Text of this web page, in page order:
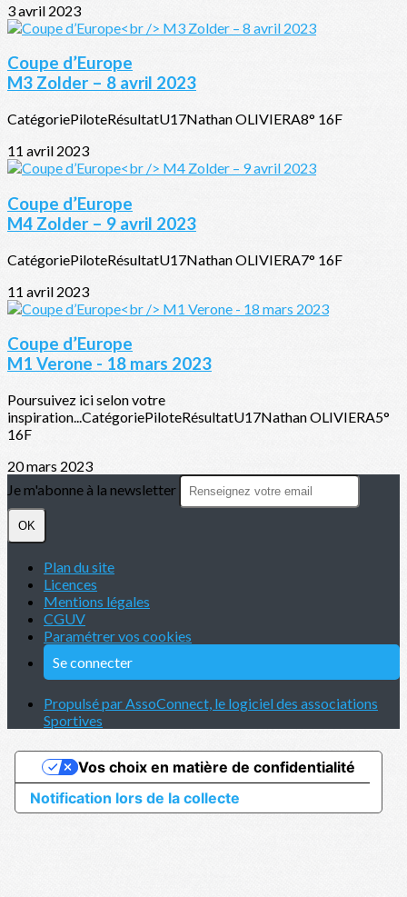
3 avril 2023
Coupe d’Europe
M3 Zolder – 8 avril 2023
CatégoriePiloteRésultatU17Nathan OLIVIERA8° 16F
11 avril 2023
Coupe d’Europe
M4 Zolder – 9 avril 2023
CatégoriePiloteRésultatU17Nathan OLIVIERA7° 16F
11 avril 2023
Coupe d’Europe
M1 Verone - 18 mars 2023
Poursuivez ici selon votre
inspiration...CatégoriePiloteRésultatU17Nathan OLIVIERA5°
16F
20 mars 2023
Je m'abonne à la newsletter
OK
Plan du site
Licences
Mentions légales
CGUV
Paramétrer vos cookies
Se connecter
Propulsé par AssoConnect, le logiciel des associations
Sportives
Notification lors de la collecte
Vos choix en matière de confidentialité